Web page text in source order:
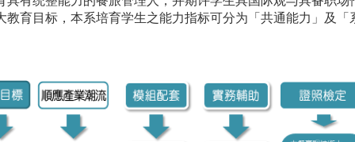
教育目标，本系培育学生之能力指标可分为「共通能力」及「